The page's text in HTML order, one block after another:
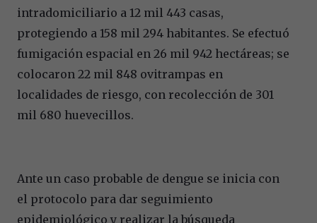
intradomiciliario a 12 mil 443 casas,
protegiendo a 158 mil 294 habitantes. Se efectuó
fumigación espacial en 26 mil 942 hectáreas; se
colocaron 22 mil 848 ovitrampas en
localidades de riesgo, con recolección de 301
mil 680 huevecillos.
Ante un caso probable de dengue se inicia con
el protocolo para dar seguimiento
epidemiológico y realizar la búsqueda